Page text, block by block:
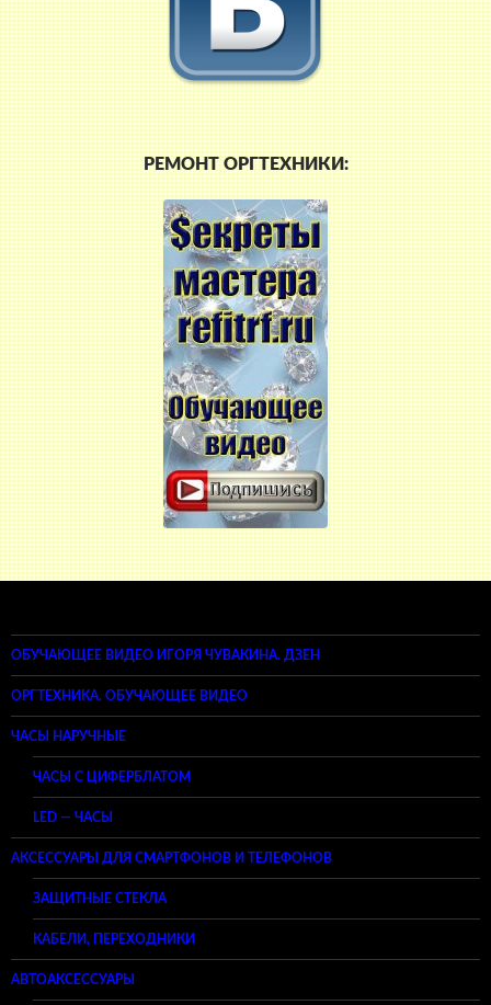
РЕМОНТ ОРГТЕХНИКИ:
ОБУЧАЮЩЕЕ ВИДЕО ИГОРЯ ЧУВАКИНА. ДЗЕН
ОРГТЕХНИКА. ОБУЧАЮЩЕЕ ВИДЕО
ЧАСЫ НАРУЧНЫЕ
ЧАСЫ С ЦИФЕРБЛАТОМ
LED — ЧАСЫ
АКСЕССУАРЫ ДЛЯ СМАРТФОНОВ И ТЕЛЕФОНОВ
ЗАЩИТНЫЕ СТЕКЛА
КАБЕЛИ, ПЕРЕХОДНИКИ
АВТОАКСЕССУАРЫ